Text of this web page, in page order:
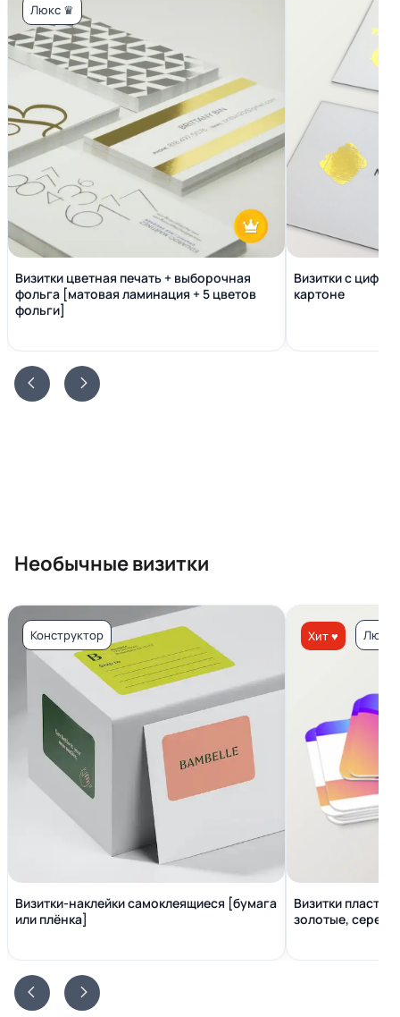
Люкс ♛
Визитки цветная печать + выборочная
фольга [матовая ламинация + 5 цветов
фольги]
Визитки с
картоне
Необычные визитки
Конструктор
Визитки-наклейки самоклеящиеся [бумага
или плёнка]
Хит ♥ Люкс
Визитки
золотые,